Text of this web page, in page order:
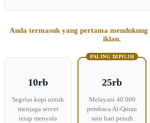
Anda termasuk yang pertama
iklan.
10rb
Segelas kopi untuk
menjaga server
tetap menyala
PALING DIPILIH
25rb
Melayani 40.000
pembaca Al-Quran
satu hari penuh